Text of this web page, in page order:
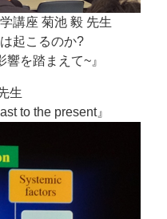
講座 菊池 毅 先生
起こるのか?
まえて~』
生
to the present』